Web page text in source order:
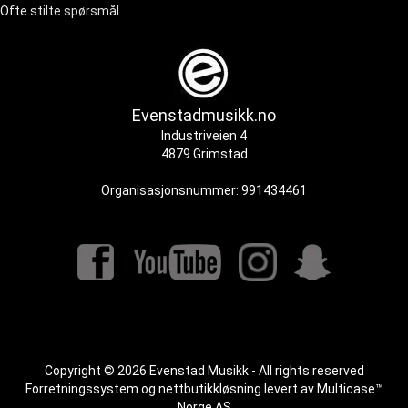
Ofte stilte spørsmål
Evenstadmusikk.no
Industriveien 4
4879 Grimstad
Organisasjonsnummer: 991434461
Copyright © 2026 Evenstad Musikk - All rights reserved
Forretningssystem og nettbutikkløsning levert av Multicase™